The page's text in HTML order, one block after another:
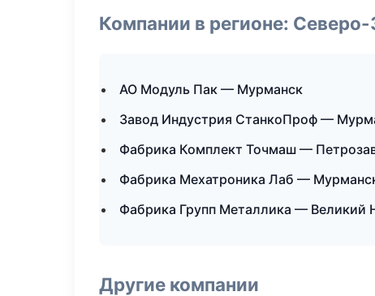
Компании в регионе:
АО Модуль Пак — Мурманск
Завод Индустрия СтанкоПроф —
Фабрика Комплект Точмаш —
Фабрика Мехатроника Лаб —
Фабрика Групп Металлика — Великий
Другие компании